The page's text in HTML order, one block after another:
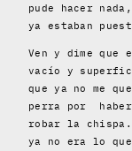
pude hacer
ya estaban
Ven y dime que
vacío y
que ya no me
perra por
robar la chispa.
ya no era lo